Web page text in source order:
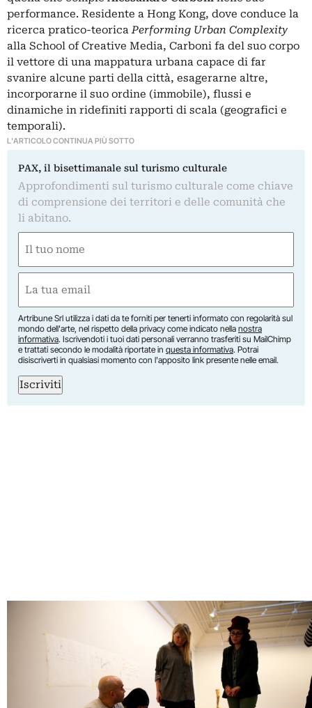
performance. Residente a Hong Kong, dove conduce la
ricerca pratico-teoricaPerforming Urban Complexity
alla School of Creative Media, Carboni fa del suo corpo
il vettore di una mappatura urbana capace di far
svanire alcune parti della città, esagerarne altre,
incorporarne il suo ordine (immobile), flussi e
dinamiche in ridefiniti rapporti di scala (geografici e
temporali).
L'ARTICOLO CONTINUA PIÙ SOTTO
PAX, il bisettimanale sul turismo culturale
Approfondimenti sul turismo culturale come chiave
di comprensione dei territori e delle comunità che
li abitano.
(Obbligatorio)
(Obbligatorio)
Artribune Srl utilizza i dati da te forniti per tenerti informato con regolarità sul
mondo dell'arte, nel rispetto della privacy come indicato nella nostra
informativa. Iscrivendoti i tuoi dati personali verranno trasferiti su MailChimp
e trattati secondo le modalità riportate in questa informativa. Potrai
disiscriverti in qualsiasi momento con l'apposito link presente nelle email.
Iscriviti